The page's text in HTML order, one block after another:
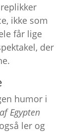
ikke som
får lige
der
humor i
Egypten
ler og